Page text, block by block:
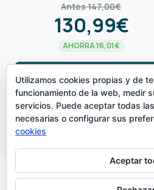
Antes 147,00€
130,99€
AHORRA 16,01€
¡LO QUIERO!arrow_forward
CREADO POR
Utilizamos cookies propias y de
funcionamiento de la web, medir
servicios. Puede aceptar todas
necesarias o configurar sus
cookies
Aceptar